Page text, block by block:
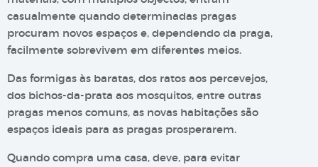
casualmente quando determinadas pragas
procuram novos espaços e, dependendo da praga,
facilmente sobrevivem em diferentes meios.
Das formigas às baratas, dos ratos aos percevejos,
dos bichos-da-prata aos mosquitos, entre outras
pragas menos comuns, as novas habitações são
espaços ideais para as pragas prosperarem.
Quando compra uma casa, deve, para evitar